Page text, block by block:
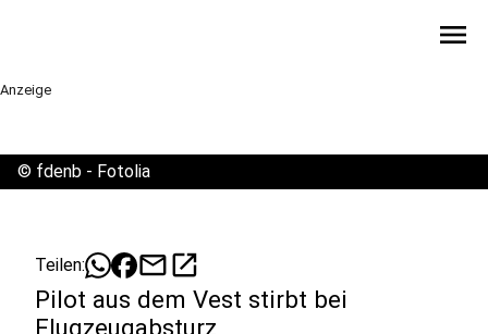
menu
Anzeige
© fdenb - Fotolia
Teilen: mailopen_in_new
Pilot aus dem Vest stirbt bei
Flugzeugabsturz